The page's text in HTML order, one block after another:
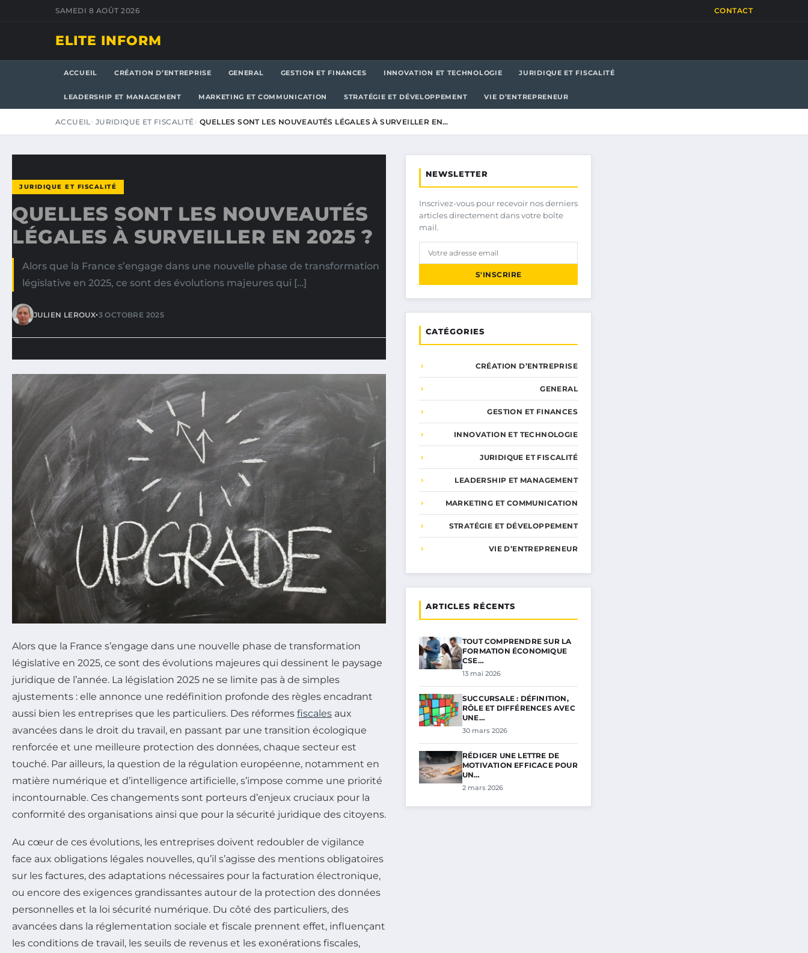
SAMEDI 8 AOÛT 2026 CONTACT
ELITE INFORM
ACCUEIL CRÉATION D’ENTREPRISE GENERAL GESTION ET FINANCES INNOVATION ET TECHNOLOGIE JURIDIQUE ET FISCALITÉ
LEADERSHIP ET MANAGEMENT MARKETING ET COMMUNICATION STRATÉGIE ET DÉVELOPPEMENT VIE D’ENTREPRENEUR
ACCUEIL JURIDIQUE ET FISCALITÉ QUELLES SONT LES NOUVEAUTÉS LÉGALES À SURVEILLER EN…
JURIDIQUE ET FISCALITÉ
QUELLES SONT LES NOUVEAUTÉS
LÉGALES À SURVEILLER EN 2025 ?
Alors que la France s’engage dans une nouvelle phase de transformation
législative en 2025, ce sont des évolutions majeures qui […]
JULIEN LEROUX•3 OCTOBRE 2025
Alors que la France s’engage dans une nouvelle phase de transformation
législative en 2025, ce sont des évolutions majeures qui dessinent le paysage
juridique de l’année. La législation 2025 ne se limite pas à de simples
ajustements : elle annonce une redéfinition profonde des règles encadrant
aussi bien les entreprises que les particuliers. Des réformes fiscales aux
avancées dans le droit du travail, en passant par une transition écologique
renforcée et une meilleure protection des données, chaque secteur est
touché. Par ailleurs, la question de la régulation européenne, notamment en
matière numérique et d’intelligence artificielle, s’impose comme une priorité
incontournable. Ces changements sont porteurs d’enjeux cruciaux pour la
conformité des organisations ainsi que pour la sécurité juridique des citoyens.
Au cœur de ces évolutions, les entreprises doivent redoubler de vigilance
face aux obligations légales nouvelles, qu’il s’agisse des mentions obligatoires
sur les factures, des adaptations nécessaires pour la facturation électronique,
ou encore des exigences grandissantes autour de la protection des données
personnelles et la loi sécurité numérique. Du côté des particuliers, des
avancées dans la réglementation sociale et fiscale prennent effet, influençant
les conditions de travail, les seuils de revenus et les exonérations fiscales,
NEWSLETTER
Inscrivez-vous pour recevoir nos derniers
articles directement dans votre boîte
mail.
S'INSCRIRE
CATÉGORIES
CRÉATION D’ENTREPRISE
GENERAL
GESTION ET FINANCES
INNOVATION ET TECHNOLOGIE
JURIDIQUE ET FISCALITÉ
LEADERSHIP ET MANAGEMENT
MARKETING ET COMMUNICATION
STRATÉGIE ET DÉVELOPPEMENT
VIE D’ENTREPRENEUR
ARTICLES RÉCENTS
TOUT COMPRENDRE SUR LA
FORMATION ÉCONOMIQUE
CSE…
13 mai 2026
SUCCURSALE : DÉFINITION,
RÔLE ET DIFFÉRENCES AVEC
UNE…
30 mars 2026
RÉDIGER UNE LETTRE DE
MOTIVATION EFFICACE POUR
UN…
2 mars 2026